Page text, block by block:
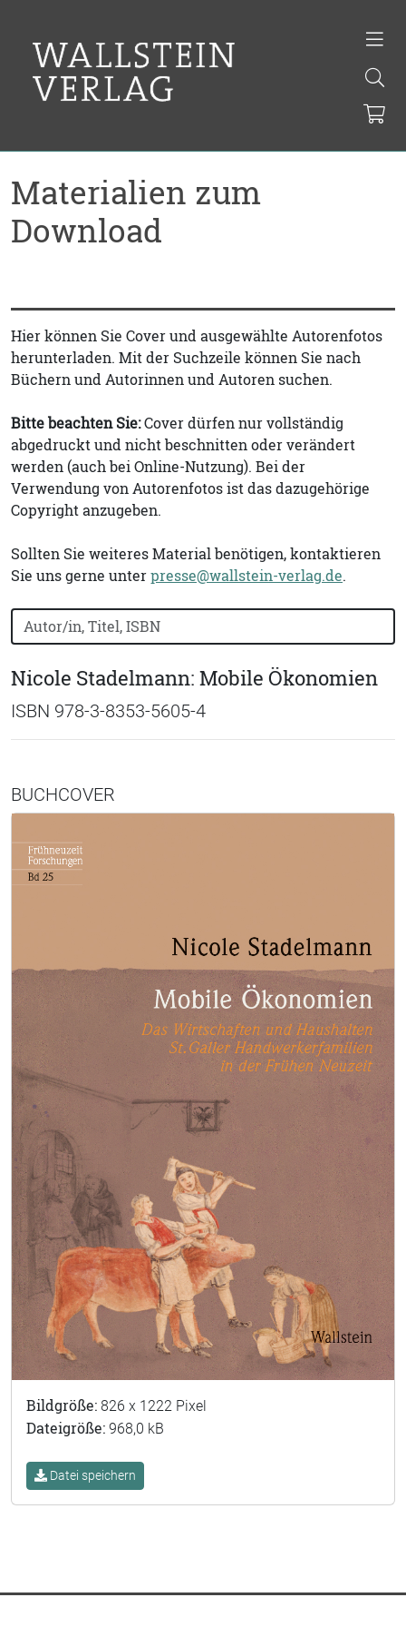
Materialien zum
Download
Hier können Sie Cover und ausgewählte Autorenfotos
herunterladen. Mit der Suchzeile können Sie nach
Büchern und Autorinnen und Autoren suchen.
Bitte beachten Sie:Cover dürfen nur vollständig
abgedruckt und nicht beschnitten oder verändert
werden (auch bei Online-Nutzung). Bei der
Verwendung von Autorenfotos ist das dazugehörige
Copyright anzugeben.
Sollten Sie weiteres Material benötigen, kontaktieren
Sie uns gerne unterpresse@wallstein-verlag.de.
Bücher nach Buchtitel, Autorennamen oder ISBN
Nicole Stadelmann: Mobile Ökonomien
ISBN 978-3-8353-5605-4
BUCHCOVER
Bildgröße: 826 x 1222 Pixel
Dateigröße: 968,0 kB
Datei speichern